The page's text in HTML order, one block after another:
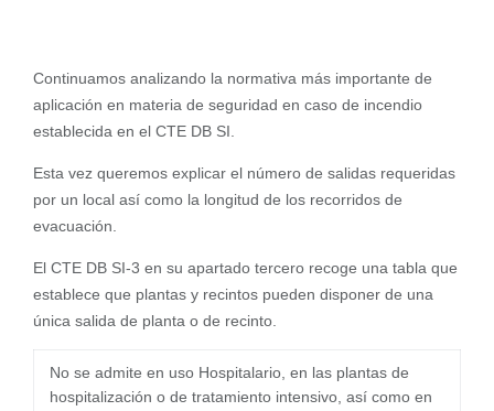
Continuamos analizando la normativa más importante de
aplicación en materia de seguridad en caso de incendio
establecida en el CTE DB SI.
Esta vez queremos explicar el número de salidas requeridas
por un local así como la longitud de los recorridos de
evacuación.
El CTE DB SI-3 en su apartado tercero recoge una tabla que
establece que plantas y recintos pueden disponer de una
única salida de planta o de recinto.
No se admite en uso Hospitalario, en las plantas de
hospitalización o de tratamiento intensivo, así como en